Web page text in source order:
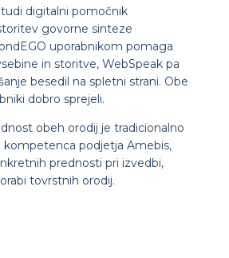
digitalni pomočnik
govorne sinteze
uporabnikom pomaga
in storitve, WebSpeak pa
besedil na spletni strani. Obe
dobro sprejeli.
obeh orodij je tradicionalno
kompetenca podjetja Amebis,
prednosti pri izvedbi,
tovrstnih orodij.